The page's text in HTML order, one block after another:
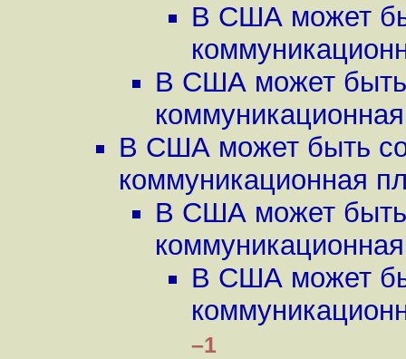
В США может
В США может быть
В США может быть
коммуникационная
В США может быть
В США может
–1